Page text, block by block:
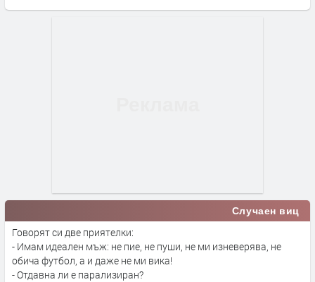
Случаен виц
Говорят си две приятелки:
- Имам идеален мъж: не пие, не пуши, не ми изневерява, не
обича футбол, а и даже не ми вика!
- Отдавна ли е парализиран?